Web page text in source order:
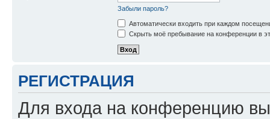
Забыли пароль?
Автоматически входить при каждом
Скрыть моё пребывание на конференции в
РЕГИСТРАЦИЯ
Для входа на конференцию